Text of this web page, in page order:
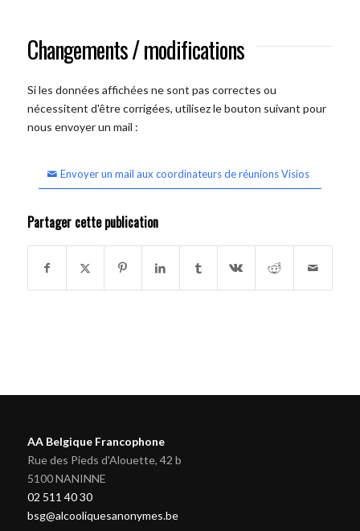
Changements / modifications
Si les données affichées ne sont pas correctes ou
nécessitent d'être corrigées, utilisez le bouton suivant pour
nous envoyer un mail :
Envoyer un mail aux coordinateurs de réunions Visios
Partager cette publication
AA Belgique Francophone
Rue des Pieds d'Alouette, 42 b
5100 NANINNE
02 511 40 30
bsg@alcooliquesanonymes.be